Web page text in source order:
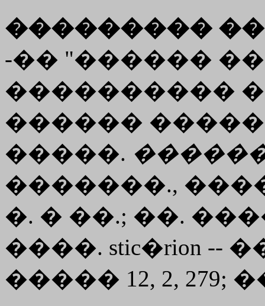
���������
-�� "������
����������
������
�����.
�������.,
�. � ��.; ��.
����. stic�rion --
����� 12, 2, 279;